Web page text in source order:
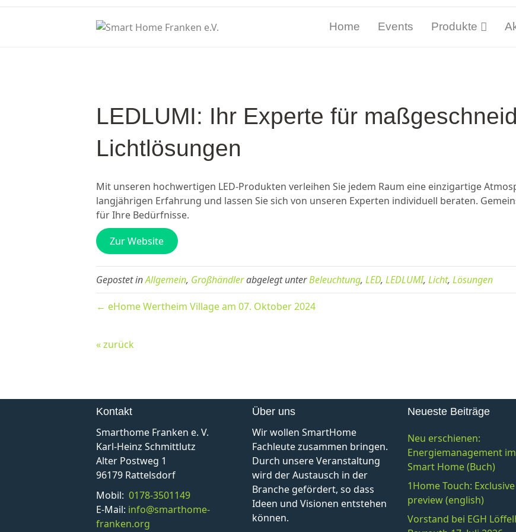
Home Events Produkte
LEDLUMI: Ihr Experte für
Lichtlösungen
Mit unseren hochwertigen LED-Produkten verleihen Sie jedem Raum eine einzigartige
langjährigen Erfahrung und lassen Sie sich von unseren Experten individuell beraten.
für Ihre Bedürfnisse.
Zur Website
Gepostet inAllgemein, Großhändlerabgelegt unterBeleuchtung, LED, LEDLUMI, Licht, Lösungen
← eHome Wertheim Village am 07. Oktober 2024
« zurück
Kontakt
Smarthome Franken e. V.
Karl-Heinz Schmittlutz
Alter Postweg 1
96179 Rattelsdorf
Mobil: 0178-3501149
E-Mail: info@smarthome-
franken.org
Über uns
Wir wollen SmartHome
Fachleute zusammen bringen.
Durch unsere Veranstaltung
wird der Austausch in der
Branche gefördert, so dass
Ideen und Visionen entstehen
können.
Neueste Beiträge
Neu erschienen:
Energiemanagement im
Smart Home (Buch)
1Home Touch:
preview (english)
Vorstand bei EGH